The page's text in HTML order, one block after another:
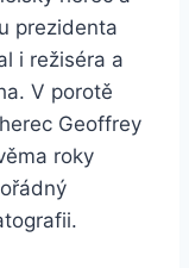
prezidenta
i režiséra a
V porotě
Geoffrey
roky